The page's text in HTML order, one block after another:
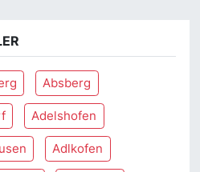
Absberg
Adelshofen
Adlkofen